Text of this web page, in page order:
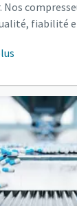
Nos
fiabilité